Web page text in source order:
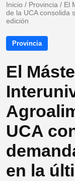
Inicio / Provincia / El
de la UCA consolida
edición
Provincia
El
UCA
en la